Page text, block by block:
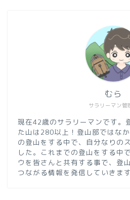
サラリーマン管
むら
現在42歳のサラリーマンです。
た山は280以上！登山部ではな
の登山をする中で、自分なりの
した。これまでの登山をする中
ウを皆さんと共有する事で、登
つながる情報を発信していきます